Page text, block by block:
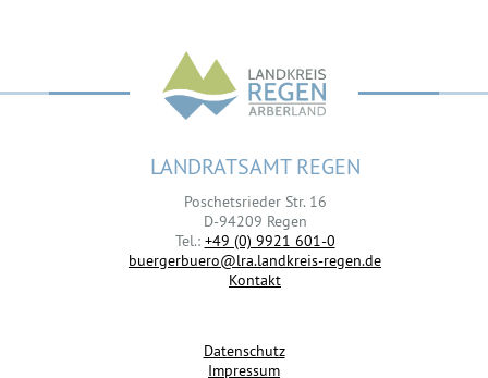
LANDRATSAMT REGEN
Poschetsrieder Str. 16
D-94209 Regen
Tel.: +49 (0) 9921 601-0
buergerbuero@lra.landkreis-regen.de
Kontakt
Datenschutz
Impressum